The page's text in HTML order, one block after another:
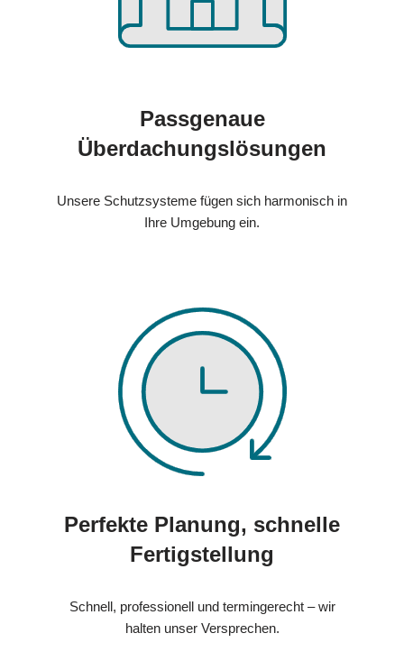
Passgenaue
Überdachungslösungen
Unsere Schutzsysteme fügen sich harmonisch in
Ihre Umgebung ein.
Perfekte Planung, schnelle
Fertigstellung
Schnell, professionell und termingerecht – wir
halten unser Versprechen.